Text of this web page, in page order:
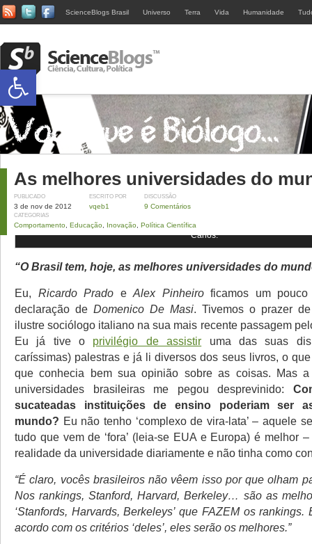
ScienceBlogs Brasil Universo Terra Vida Humanidade
As melhores universidades do
PUBLICADO
3 de nov de 2012
ESCRITO POR
vqeb1
DISCUSSÃO
9 Comentários
CATEGORIAS
Comportamento Educação Inovação Política Científica
Turma de 89/1 (Com alguns agregados) no Interbio de 1990 na
Carlos.
“O Brasil tem, hoje, as melhores universidades do
Eu, Ricardo Prado eAlex Pinheiroficamos um pouco
declaração de Domenico De Masi. Tivemos o prazer
ilustre sociólogo italiano na sua mais recente passagem
Eu já tive o privilégio de assistir uma das suas
caríssimas) palestras e já li diversos dos seus livros, o
que conhecia bem sua opinião sobre as coisas. Mas
universidades brasileiras me pegou desprevinido:
sucateadas instituições de ensino poderiam ser
mundo? Eu não tenho ‘complexo de vira-lata’ – aquele
tudo que vem de ‘fora’ (leia-se EUA e Europa) é melhor
realidade da universidade diariamente e não tinha como
“É claro, vocês brasileiros não vêem isso por que olham
Nos rankings, Stanford, Harvard, Berkeley… são as
‘Stanfords, Harvards, Berkeleys’ que FAZEM os
acordo com os critérios ‘deles’, eles serão os melhores.”
Abrir a barra de ferramentas